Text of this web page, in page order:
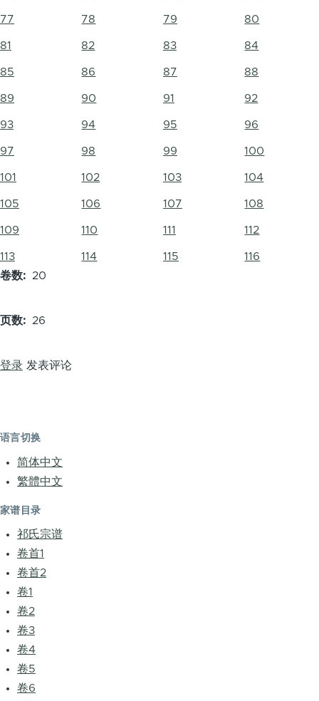
77 78 79 80
81 82 83 84
85 86 87 88
89 90 91 92
93 94 95 96
97 98 99 100
101 102 103 104
105 106 107 108
109 110 111 112
113 114 115
116
卷数
20
页数 26
登录 发表评论
语言切换
简体中文
繁體中文
家谱目录
祁氏宗谱
卷首1
卷首2
卷1
卷2
卷3
卷4
卷5
卷6